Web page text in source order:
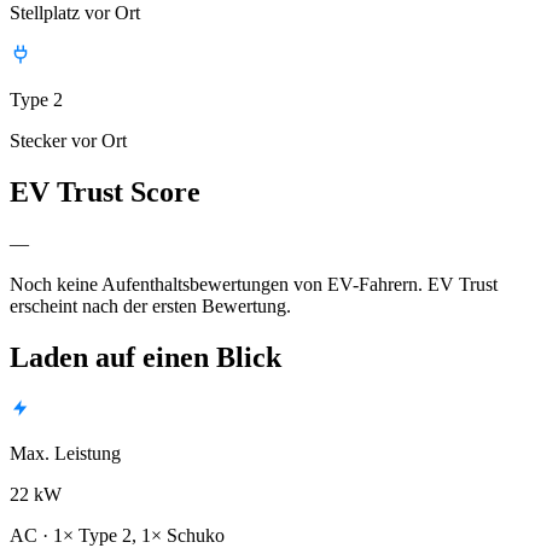
Stellplatz vor Ort
Type 2
Stecker vor Ort
EV Trust Score
—
Noch keine Aufenthaltsbewertungen von EV-Fahrern. EV Trust
erscheint nach der ersten Bewertung.
Laden auf einen Blick
Max. Leistung
22 kW
AC · 1× Type 2, 1× Schuko